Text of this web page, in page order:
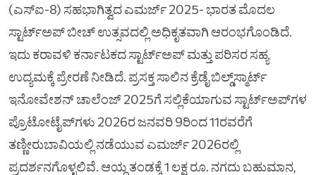
(ಎಸ್‌ಐ-8) ಸಹಭಾಗಿತ್ವದ ಎಮರ್ಜ್ 2025- ಭಾರತ ಮೊದಲ
ಸ್ಟಾರ್ಟ್‌ಅಪ್ ಬೀಚ್ ಉತ್ಸವದಲ್ಲಿ ಅಧಿಕೃತವಾಗಿ ಆರಂಭಗೊಂಡಿದೆ.
ಇದು ಕರಾವಳಿ ಕರ್ನಾಟಕದ ಸ್ಟಾರ್ಟ್‌ಅಪ್ ಮತ್ತು ಪರಿಸರ ಸಹ್ಯ
ಉದ್ಯಮಕ್ಕೆ ಪ್ರೇರಣೆ ನೀಡಿದೆ. ಪ್ರಸಕ್ತ ಸಾಲಿನ ಕ್ರೆಡೈ ಬಿಲ್ಡ್‌ಸ್ಮಾರ್ಟ್
ಇನೋವೇಶನ್ ಚಾಲೆಂಜ್ 2025ಗೆ ಸಲ್ಲಿಕೆಯಾಗುವ ಸ್ಟಾರ್ಟ್‌ಅಪ್‌ಗಳ
ಪ್ರೊಟೋಟೈಪ್‌ಗಳು 2026ರ ಜನವರಿ 9ರಿಂದ 11ರವರೆಗೆ
ತಣ್ಣೀರುಬಾವಿಯಲ್ಲಿ ನಡೆಯುವ ಎಮರ್ಜ್ 2026ರಲ್ಲಿ
ಪ್ರದರ್ಶನಗೊಳ್ಳಲಿವೆ. ಆಯ್ದ ತಂಡಕ್ಕೆ 1 ಲಕ್ಷ ರೂ. ನಗದು ಬಹುಮಾನ,